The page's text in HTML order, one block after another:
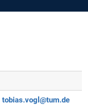
tobias.vogl@tum.de